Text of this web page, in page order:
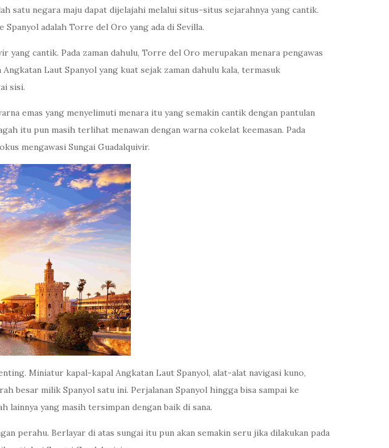
satu negara maju dapat dijelajahi melalui situs-situs sejarahnya yang cantik.
adalah Torre del Oro yang ada di Sevilla.
cantik. Pada zaman dahulu, Torre del Oro merupakan menara pengawas
Laut Spanyol yang kuat sejak zaman dahulu kala, termasuk
sisi.
emas yang menyelimuti menara itu yang semakin cantik dengan pantulan
itu pun masih terlihat menawan dengan warna cokelat keemasan. Pada
mengawasi Sungai Guadalquivir.
Miniatur kapal-kapal Angkatan Laut Spanyol, alat-alat navigasi kuno,
besar milik Spanyol satu ini. Perjalanan Spanyol hingga bisa sampai ke
lainnya yang masih tersimpan dengan baik di sana.
perahu. Berlayar di atas sungai itu pun akan semakin seru jika dilakukan pada